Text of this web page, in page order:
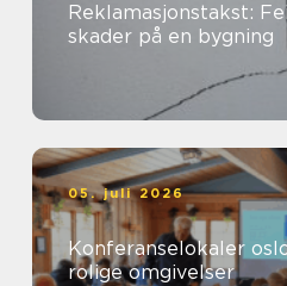
Reklamasjonstakst:
skader på en bygning
05. juli 2026
Konferanselokaler oslo faglig
rolige omgivelser